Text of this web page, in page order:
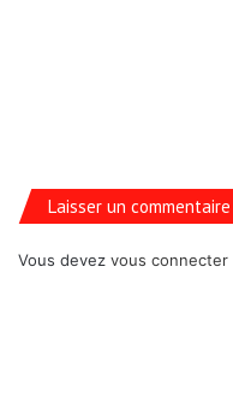
Laisser un commentaire
Vous devez vous connecter